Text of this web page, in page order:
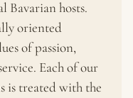
Bavarian hosts.
oriented
of passion,
Each of our
is treated with the